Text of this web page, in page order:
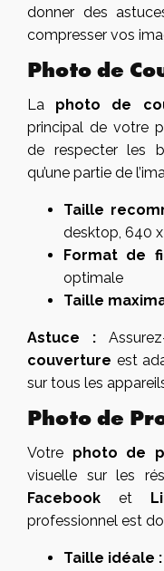
donner des
compresser vos
Photo de
La photo de
principal de votre
de respecter les
qu’une partie de
Taille
desktop, 640
Format de
optimale
Taille
Astuce :
couverture est
sur tous les
Photo de
Votre photo de
visuelle sur les
Facebooket
professionnel est
Taille idéale :